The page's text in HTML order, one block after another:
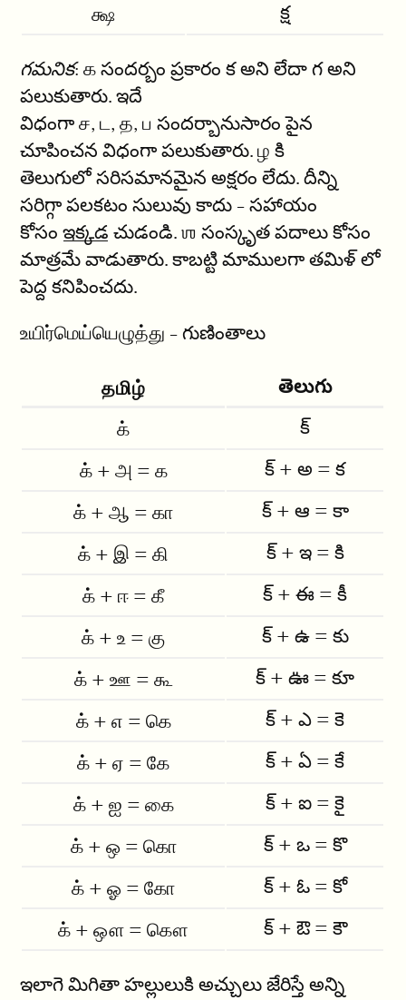
க்ஷ క్ష
గమనిక: க సందర్బం ప్రకారం క అని లేదా గ అని
పలుకుతారు. ఇదే
విధంగా ச, ட, த, ப సందర్బానుసారం పైన
చూపించన విధంగా పలుకుతారు. ழ కి
తెలుగులో సరిసమానమైన అక్షరం లేదు. దీన్ని
సరిగ్గా పలకటం సులువు కాదు - సహాయం
కోసంఇక్కడ చుడండి. ஶ సంస్కృత పదాలు కోసం
మాత్రమే వాడుతారు. కాబట్టి మాములగా తమిళ్ లో
పెద్ద కనిపించదు.
உயிர்மெய்யெழுத்து - గుణింతాలు
தமிழ் తెలుగు
க்
క్
க் + அ = க
క్ + అ = క
க் + ஆ = கா
క్ + ఆ = కా
க் + இ = கி
క్ + ఇ = కి
க் + ஈ = கீ
క్ + ఈ = కీ
க் + உ = கு
క్ + ఉ = కు
க் + ஊ = கூ
క్ + ఊ = కూ
க் + எ = கெ
క్ + ఎ = కె
க் + ஏ = கே
క్ + ఏ = కే
க் + ஐ = கை
క్ + ఐ = కై
க் + ஒ = கொ
క్ + ఒ = కొ
க் + ஓ = கோ
క్ + ఓ = కో
க் + ஔ = கௌ
క్ + ఔ = కౌ
ఇలాగె మిగితా హల్లులుకి అచ్చులు జేరిస్తే అన్ని